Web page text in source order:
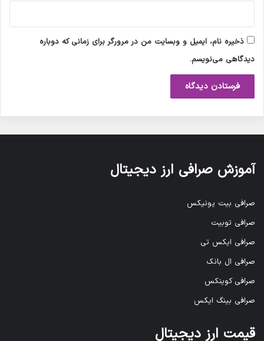
ذخیره نام، ایمیل و وبسایت من در مرورگر برای زمانی که دوباره
دیدگاهی می‌نویسم.
آموزش صرافی ارز دیجیتال
صرافی بیت یونیکس
صرافی توبیت
صرافی ایکس تی
صرافی ال بانک
صرافی کوینکس
صرافی بینگ ایکس
قیمت ارز دیجیتال